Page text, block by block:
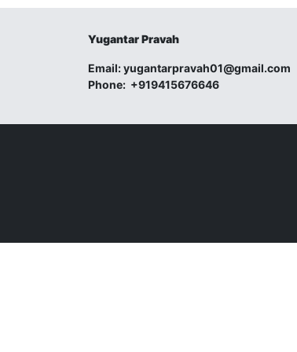
Yugantar Pravah
Email:yugantarpravah01@gmail.com
Phone: +919415676646